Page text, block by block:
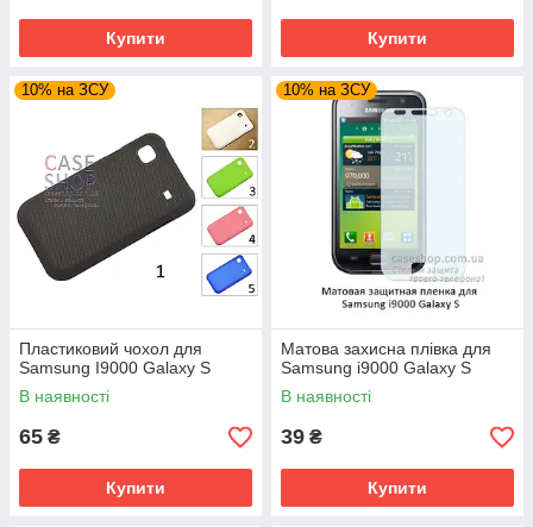
Купити Купити
10% на ЗСУ
Пластиковий чохол для
Samsung I9000 Galaxy S
В наявності
65 ₴
Купити
10% на ЗСУ
Матова захисна плівка для
Samsung i9000 Galaxy S
В наявності
39 ₴
Купити